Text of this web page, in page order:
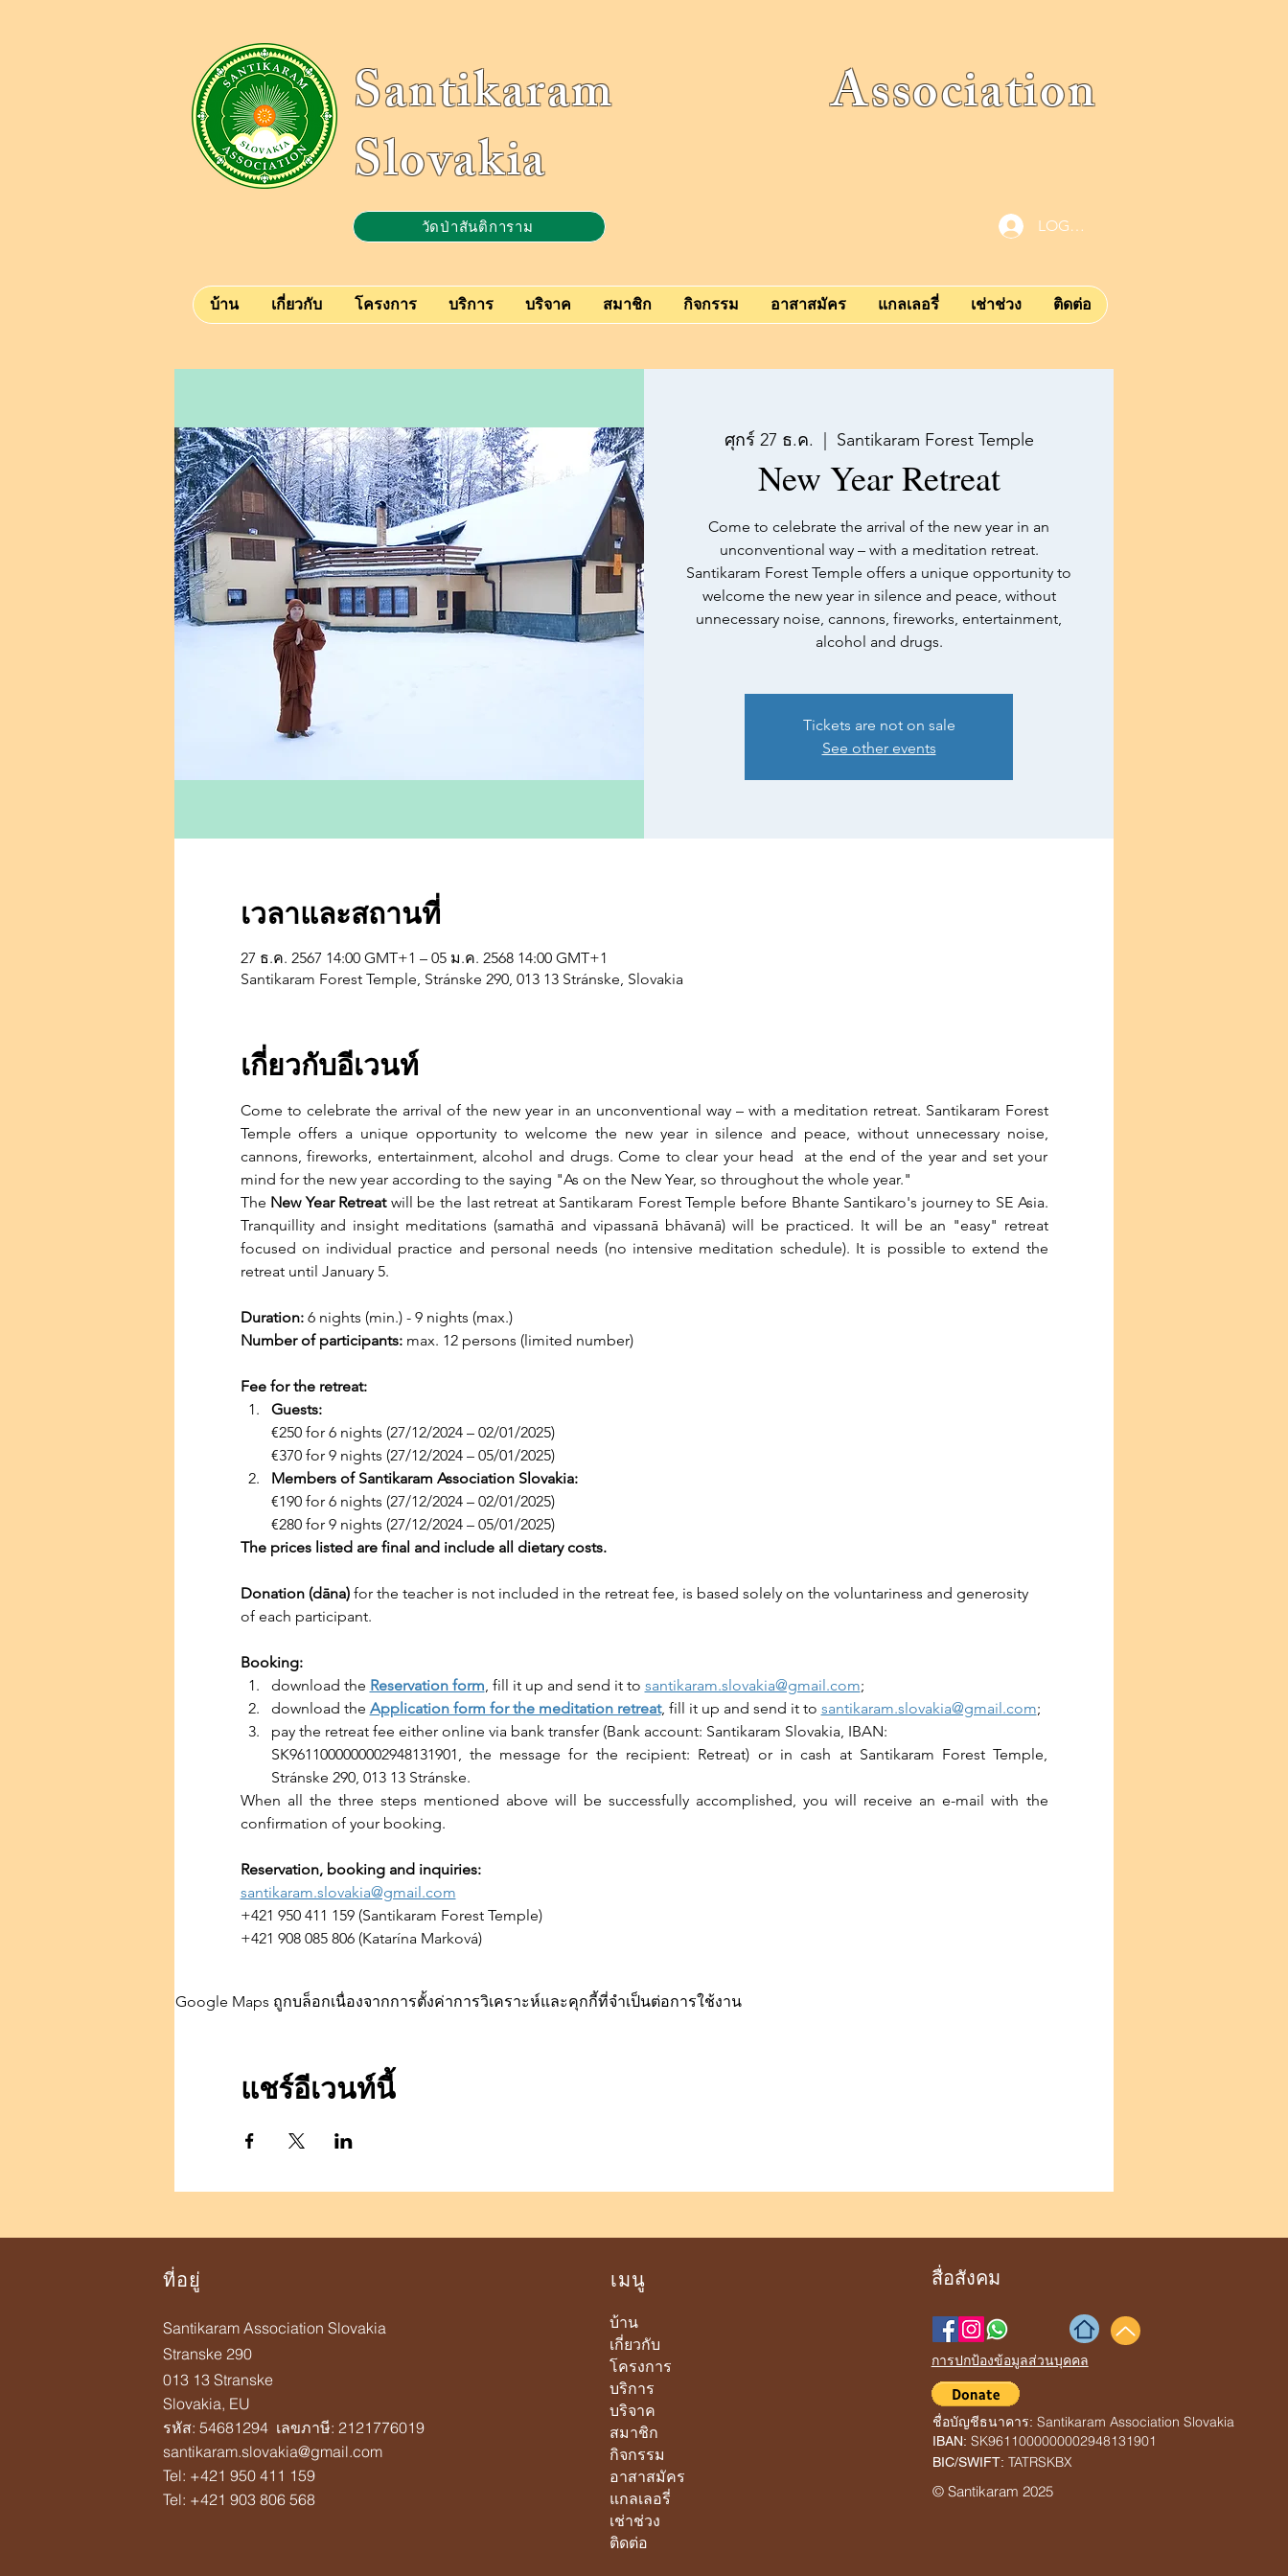
Santikaram Association
Slovakia
วัดป่าสันติการาม LOG IN
บ้าน เกี่ยวกับ โครงการ บริการ บริจาค สมาชิก กิจกรรม อาสาสมัคร แกลเลอรี่ เช่าช่วง ติดต่อ
ศุกร์ 27 ธ.ค.
  |
Santikaram Forest Temple
New Year Retreat
Come to celebrate the arrival of the new year in an
unconventional way – with a meditation retreat.
Santikaram Forest Temple offers a unique opportunity to
welcome the new year in silence and peace, without
unnecessary noise, cannons, fireworks, entertainment,
alcohol and drugs.
Tickets are not on sale
See other events
เวลาและสถานที่
27 ธ.ค. 2567 14:00 GMT+1 – 05 ม.ค. 2568 14:00 GMT+1
Santikaram Forest Temple, Stránske 290, 013 13 Stránske, Slovakia
เกี่ยวกับอีเวนท์
Come to celebrate the arrival of the new year in an unconventional way – with a meditation retreat. Santikaram Forest
Temple offers a unique opportunity to welcome the new year in silence and peace, without unnecessary noise,
cannons, fireworks, entertainment, alcohol and drugs. Come to clear your head  at the end of the year and set your
mind for the new year according to the saying "As on the New Year, so throughout the whole year."
The New Year Retreat will be the last retreat at Santikaram Forest Temple before Bhante Santikaro's journey to SE Asia.
Tranquillity and insight meditations (samathā and vipassanā bhāvanā) will be practiced. It will be an "easy" retreat
focused on individual practice and personal needs (no intensive meditation schedule). It is possible to extend the
retreat until January 5.
Duration: 6 nights (min.) - 9 nights (max.)
Number of participants: max. 12 persons (limited number)
Fee for the retreat:
Guests:
€250 for 6 nights (27/12/2024 – 02/01/2025)
        €370 for 9 nights (27/12/2024 – 05/01/2025)
Members of Santikaram Association Slovakia:
€190 for 6 nights (27/12/2024 – 02/01/2025)
€280 for 9 nights (27/12/2024 – 05/01/2025)
The prices listed are final and include all dietary costs.
Donation (dāna) for the teacher is not included in the retreat fee, is based solely on the voluntariness and generosity
of each participant.
Booking:
download the Reservation form, fill it up and send it to santikaram.slovakia@gmail.com;
download the Application form for the meditation retreat, fill it up and send it to santikaram.slovakia@gmail.com;
pay the retreat fee either online via bank transfer (Bank account: Santikaram Slovakia, IBAN:
SK9611000000002948131901, the message for the recipient: Retreat) or in cash at Santikaram Forest Temple,
Stránske 290, 013 13 Stránske.
When all the three steps mentioned above will be successfully accomplished, you will receive an e-mail with the
confirmation of your booking.
Reservation, booking and inquiries:
santikaram.slovakia@gmail.com
+421 950 411 159 (Santikaram Forest Temple)
+421 908 085 806 (Katarína Marková)
Google Maps ถูกบล็อกเนื่องจากการตั้งค่าการวิเคราะห์และคุกกี้ที่จำเป็นต่อการใช้งาน
แชร์อีเวนท์นี้
ที่อยู่
Santikaram Association Slovakia
Stranske 290
013 13 Stranske
Slovakia, EU
รหัส: 54681294 เลขภาษี: 2121776019
santikaram.slovakia@gmail.com
Tel: +421 950 411 159
Tel: +421 903 806 568
เมนู
บ้าน
เกี่ยวกับ
โครงการ
บริการ
บริจาค
สมาชิก
กิจกรรม
อาสาสมัคร
แกลเลอรี่
เช่าช่วง
ติดต่อ
สื่อสังคม
การปกป้องข้อมูลส่วนบุคคล
ชื่อบัญชีธนาคาร: Santikaram Association Slovakia
IBAN: SK9611000000002948131901
BIC/SWIFT: TATRSKBX
© Santikaram 2025